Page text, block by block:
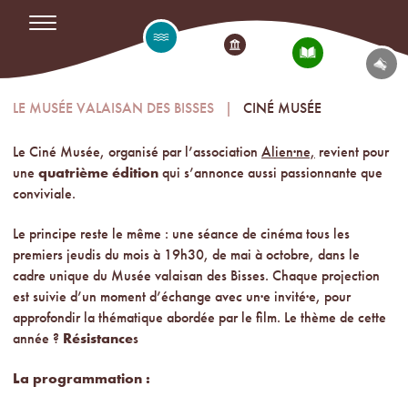
LE MUSÉE VALAISAN DES BISSES CINÉ MUSÉE
Le Ciné Musée, organisé par l’association Alien·ne, revient pour
une quatrième éditionqui s’annonce aussi passionnante que
conviviale.
Le principe reste le même : une séance de cinéma tous les
premiers jeudis du mois à 19h30, de mai à octobre, dans le
cadre unique du Musée valaisan des Bisses. Chaque projection
est suivie d’un moment d’échange avec un·e invité·e, pour
approfondir la thématique abordée par le film. Le thème de cette
année ? Résistances
La programmation :